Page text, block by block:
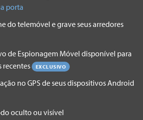
porta
do telemóvel e grave seus arredores
de Espionagem Móvel disponível para
recentes
EXCLUSIVO
no GPS de seus dispositivos Android
oculto ou visível